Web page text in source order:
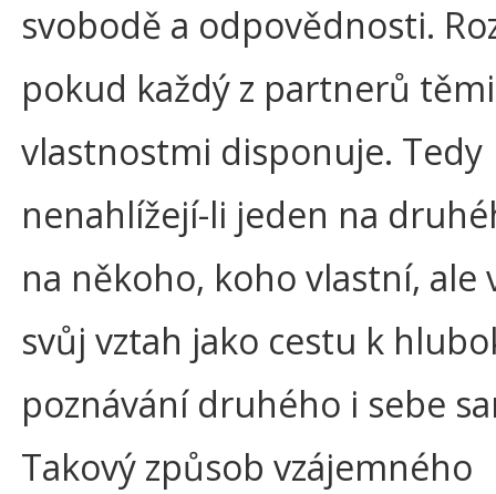
svobodě a odpovědnosti.
pokud každý z partnerů
vlastnostmi disponuje. Tedy
nenahlížejí-li jeden na
na někoho, koho vlastní, ale
svůj vztah jako cestu k
poznávání druhého i sebe
Takový způsob vzájemného